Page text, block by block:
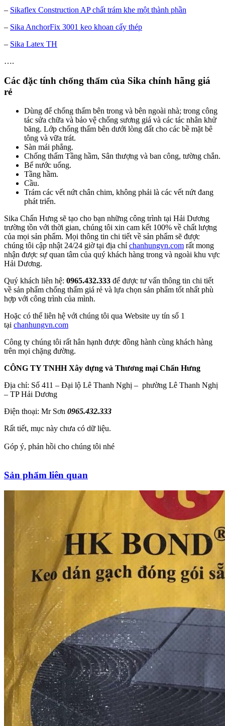
– Sikaflex Construction AP chất trám khe một thành phần
– Sika AnchorFix 3001 keo khoan cấy thép
– Sika Latex TH
….
Các đặc tính chống thấm của Sika chính hãng giá
rẻ
Dùng để chống thấm bên trong và bên ngoài nhà; trong công
tác sửa chữa và bảo vệ chống sương giá và các tác nhân khử
băng. Lớp chống thấm bên dưới lòng đất cho các bề mặt bê
tông và vữa trát.
Sàn mái phẳng.
Chống thấm Tầng hầm, Sân thượng và ban công, tường chắn.
Bể nước uống.
Tầng hầm.
Cầu.
Trám các vết nứt chân chim, không phải là các vết nứt đang
phát triển.
Sika Chấn Hưng sẽ tạo cho bạn những công trình tại Hải Dương
trường tồn với thời gian, chúng tôi xin cam kết 100% về chất lượng
của mọi sản phẩm. Mọi thông tin chi tiết về sản phẩm sẽ được
chúng tôi cập nhật 24/24 giờ tại địa chỉ chanhungvn.com rất mong
nhận được sự quan tâm của quý khách hàng trong và ngoài khu vực
Hải Dương.
Quý khách liên hệ: 0965.432.333 để được tư vấn thông tin chi tiết
về sản phẩm chống thấm giá rẻ và lựa chọn sản phẩm tốt nhất phù
hợp với công trình của mình.
Hoặc có thể liên hệ với chúng tôi qua Website uy tín số 1
tại chanhungvn.com
Công ty chúng tôi rất hân hạnh được đồng hành cùng khách hàng
trên mọi chặng đường.
CÔNG TY TNHH Xây dựng và Thương mại Chấn Hưng
Địa chỉ: Số 411 – Đại lộ Lê Thanh Nghị – phường Lê Thanh Nghị
– TP Hải Dương
Điện thoại: Mr Sơn 0965.432.333
Rất tiết, mục này chưa có dữ liệu.
Góp ý, phản hồi cho chúng tôi nhé
Sản phẩm liên quan